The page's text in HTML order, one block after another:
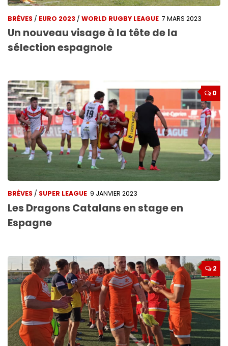
BRÈVES / EURO 2023 / WORLD RUGBY LEAGUE 7 MARS 2023
Un nouveau visage à la tête de la
sélection espagnole
0
BRÈVES / SUPER LEAGUE 9 JANVIER 2023
Les Dragons Catalans en stage en
Espagne
2